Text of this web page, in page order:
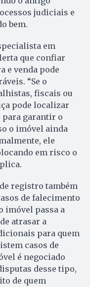
judiciais e
bem.
em
que confiar
e venda pode
“Se o
fiscais ou
pode localizar
para garantir o
o imóvel ainda
ele
em risco o
registro também
de falecimento
imóvel passa a
atrasar a
para quem
casos de
é negociado
desse tipo,
de quem